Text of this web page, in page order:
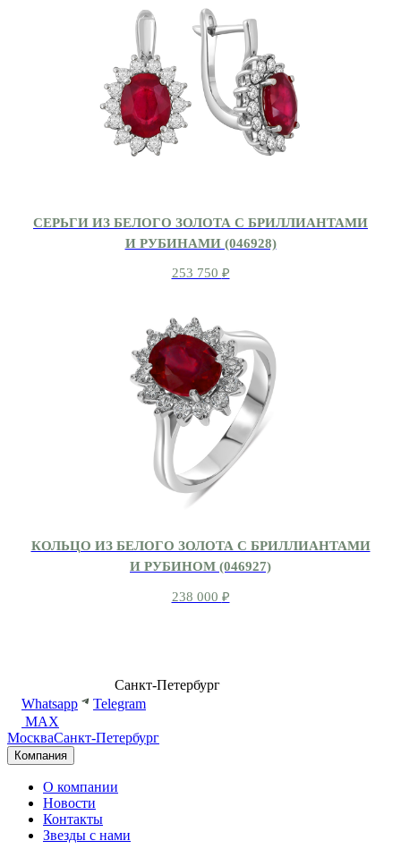
СЕРЬГИ ИЗ БЕЛОГО ЗОЛОТА С БРИЛЛИАНТАМИ
И РУБИНАМИ (046928)
253 750 ₽
КОЛЬЦО ИЗ БЕЛОГО ЗОЛОТА С БРИЛЛИАНТАМИ
И РУБИНОМ (046927)
238 000 ₽
Санкт-Петербург
Whatsapp
Telegram
MAX
МоскваСанкт-Петербург
Компания
О компании
Новости
Контакты
Звезды с нами